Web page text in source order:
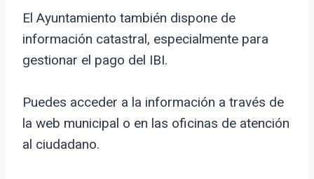
El Ayuntamiento también dispone de
información catastral, especialmente para
gestionar el pago del IBI.
Puedes acceder a la información a través de
la web municipal o en las oficinas de atención
al ciudadano.